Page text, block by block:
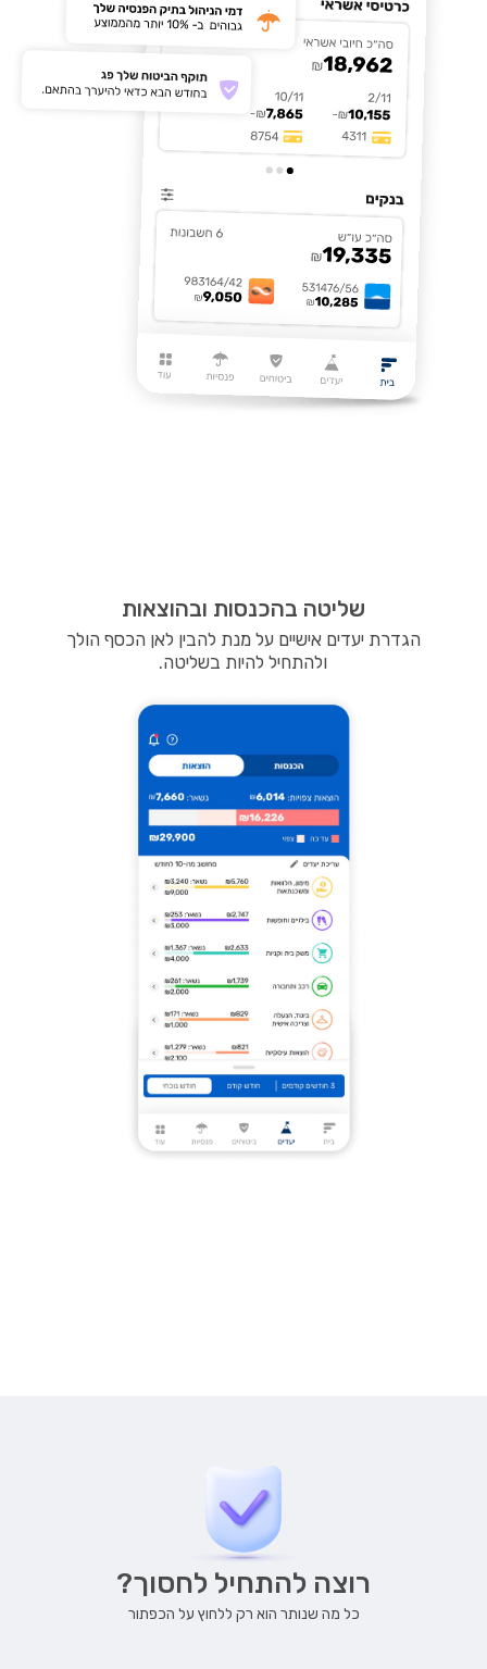
שליטה בהכנסות ובהוצאות
הגדרת יעדים אישיים על מנת להבין לאן הכסף הולך
ולהתחיל להיות בשליטה.
רוצה להתחיל לחסוך?
כל מה שנותר הוא רק ללחוץ על הכפתור